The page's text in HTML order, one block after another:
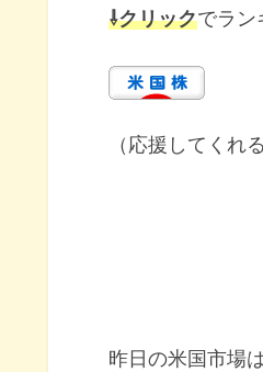
⇩クリックでラン
（応援してくれ
昨日の米国市場